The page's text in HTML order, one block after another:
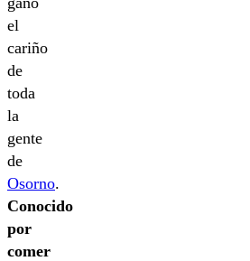
el
cariño
de
toda
la
gente
de
Osorno.
Conocido
por
comer